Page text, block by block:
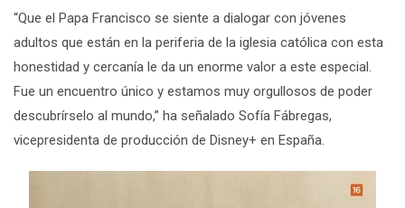
“Que el Papa Francisco se siente a dialogar con jóvenes
adultos que están en la periferia de la iglesia católica con esta
honestidad y cercanía le da un enorme valor a este especial.
Fue un encuentro único y estamos muy orgullosos de poder
descubrírselo al mundo,” ha señalado Sofía Fábregas,
vicepresidenta de producción de Disney+ en España.